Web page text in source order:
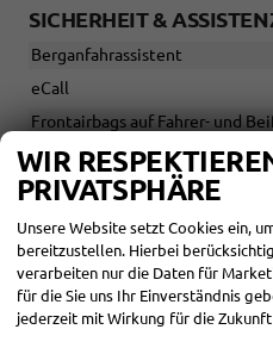
SICHERHEIT &
Berganfahrassistent
eCall
Frontairbags auf Fahrer- und
Frontassistent mit
Gurtwarnung für die Rücksitze
Gurtwarnung für Fahrer- und
ISOFIX und Top-Tether auf
ISOFIX und Top-Tether auf den
WIR
PRIVATSPHÄRE
Unsere Website setzt Cookies ein,
bereitzustellen. Hierbei
verarbeiten nur die Daten für
für die Sie uns Ihr Einverständnis
jederzeit mit Wirkung für die